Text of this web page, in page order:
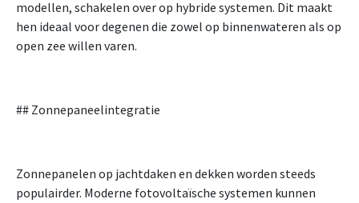
modellen, schakelen over op hybride systemen. Dit maakt
hen ideaal voor degenen die zowel op binnenwateren als op
open zee willen varen.
## Zonnepaneelintegratie
Zonnepanelen op jachtdaken en dekken worden steeds
populairder. Moderne fotovoltaïsche systemen kunnen